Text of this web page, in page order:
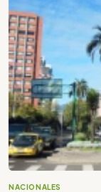
NACIONALES